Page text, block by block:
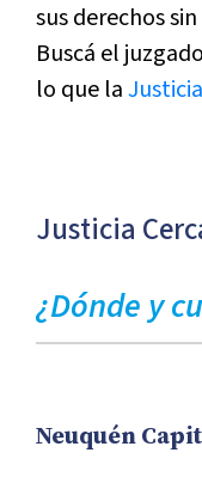
sus derechos
Buscá el
lo que la
Justicia
¿Dónde y
Neuquén